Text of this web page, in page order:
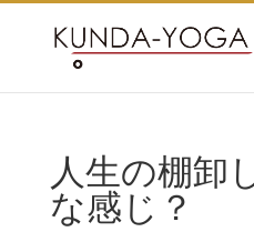
人生の棚卸
な感じ？